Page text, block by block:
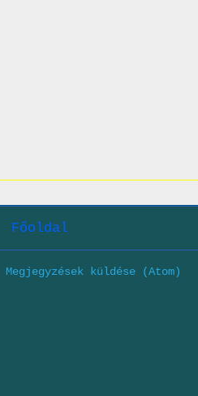
Főoldal
Megjegyzések küldése (Atom)